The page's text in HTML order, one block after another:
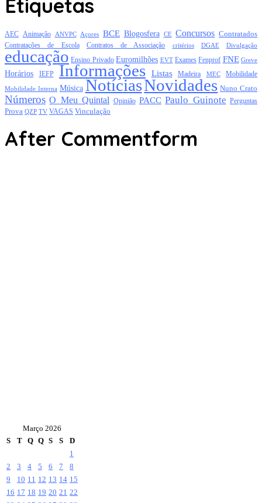
Etiquetas
AEC Animação ANVPC Açores BCE Blogosfera CE Concursos Contratados
Contratações de Escola Contratos de Associação critérios DGAE Divulgação
educação Ensino Privado Euromilhões EVT Exames Fenprof FNE Greve
Horários IEFP Informações Listas Madeira MEC Mobilidade
Mobilidade Interna Música NotíciasNovidades Nuno Crato
Números O Meu Quintal Opinião PACC Paulo Guinote Perguntas
Prova QZP TV VAGAS Vinculação
After Commentform
Março 2026
S
T Q Q S S
D
1
2
3 4 5 6 7
8
9
10 11 12 13 14 15
16 17 18 19 20 21 22